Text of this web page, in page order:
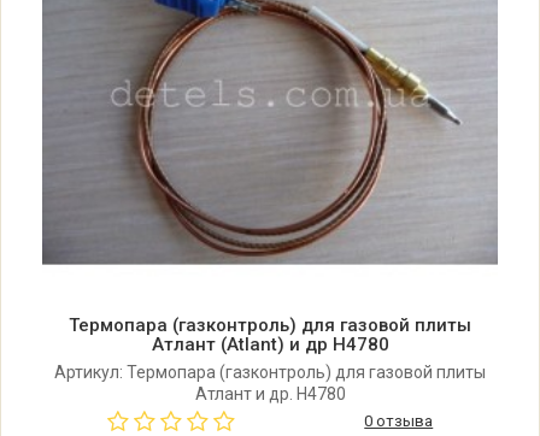
Термопара (газконтроль) для газовой плиты
Атлант (Atlant) и др H4780
Артикул: Термопара (газконтроль) для газовой плиты
Атлант и др. H4780
0 отзыва